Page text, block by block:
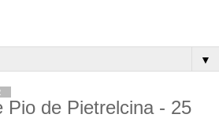
▼
Pio de Pietrelcina - 25